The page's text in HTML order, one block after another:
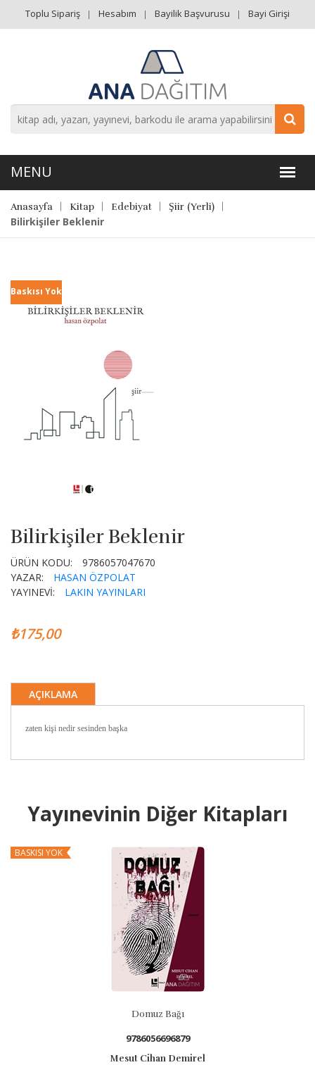
Toplu Sipariş Hesabım Bayilik Başvurusu Bayi Girişi
Anasayfa Kitap Edebiyat Şiir (Yerli)
Bilirkişiler Beklenir
Baskısı Yok
Bilirkişiler Beklenir
ÜRÜN KODU:
9786057047670
YAZAR:
HASAN ÖZPOLAT
YAYINEVİ:
LAKIN YAYINLARI
₺175,00
AÇIKLAMA
zaten kişi nedir sesinden başka
Yayınevinin Diğer Kitapları
BASKISI YOK
Domuz Bağı
9786056696879
Mesut Cihan Demirel